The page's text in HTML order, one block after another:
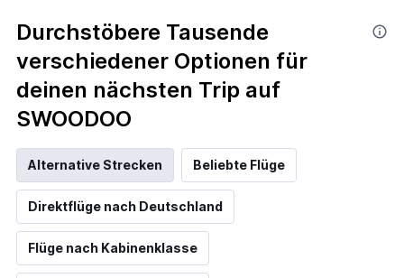
Durchstöbere Tausende
verschiedener Optionen für
deinen nächsten Trip auf
SWOODOO
Alternative Strecken Beliebte Flüge
Direktflüge nach Deutschland
Flüge nach Kabinenklasse